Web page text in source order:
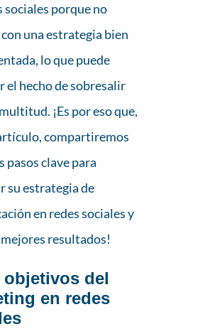
sociales porque no
una estrategia bien
lo que puede
el hecho de sobresalir
¡Es por eso que,
compartiremos
pasos clave para
su estrategia de
en redes sociales y
resultados!
objetivos del
en redes